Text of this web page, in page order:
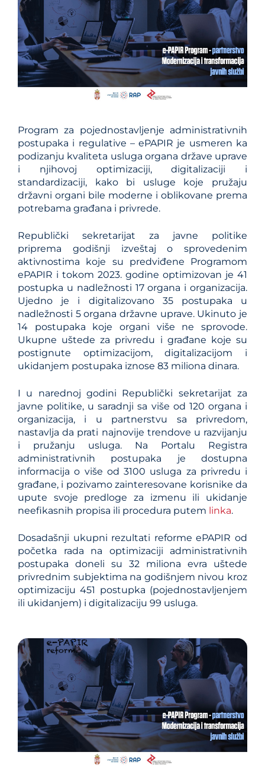
Program za pojednostavlјenje administrativnih
postupaka i regulative – ePAPIR je usmeren ka
podizanju kvaliteta usluga organa države uprave
i njihovoj optimizaciji, digitalizaciji i
standardizaciji, kako bi usluge koje pružaju
državni organi bile moderne i oblikovane prema
potrebama građana i privrede.
Republički sekretarijat za javne politike
priprema godišnji izveštaj o sprovedenim
aktivnostima koje su predviđene Programom
ePAPIR i tokom 2023. godine optimizovan je 41
postupka u nadležnosti 17 organa i organizacija.
Ujedno je i digitalizovano 35 postupaka u
nadležnosti 5 organa državne uprave. Ukinuto je
14 postupaka koje organi više ne sprovode.
Ukupne uštede za privredu i građane koje su
postignute optimizacijom, digitalizacijom i
ukidanjem postupaka iznose 83 miliona dinara.
I u narednoj godini Republički sekretarijat za
javne politike, u saradnji sa više od 120 organa i
organizacija, i u partnerstvu sa privredom,
nastavlјa da prati najnovije trendove u razvijanju
i pružanju usluga. Na Portalu Registra
administrativnih postupaka je dostupna
informacija o više od 3100 usluga za privredu i
građane, i pozivamo zainteresovane korisnike da
upute svoje predloge za izmenu ili ukidanje
neefikasnih propisa ili procedura putem linka.
Dosadašnji ukupni rezultati reforme ePAPIR od
početka rada na optimizaciji administrativnih
postupaka doneli su 32 miliona evra uštede
privrednim subjektima na godišnjem nivou kroz
optimizaciju 451 postupka (pojednostavlјenjem
ili ukidanjem) i digitalizaciju 99 usluga.